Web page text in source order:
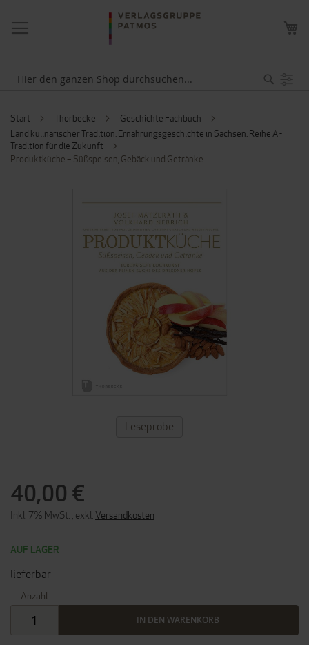
NAVIGATION
UMSCHALTEN
Start Thorbecke
Geschichte Fachbuch
Land kulinarischer Tradition. Ernährungsgeschichte in Sachsen. Reihe A -
Tradition für die Zukunft
Produktküche – Süßspeisen, Gebäck und Getränke
40,00 €
Inkl. 7% MwSt. , exkl. Versandkosten
AUF LAGER
lieferbar
Anzahl
IN DEN WARENKORB
DER
BILDERGALERIE
SPRINGEN
ZUM
ANFANG
Leseprobe